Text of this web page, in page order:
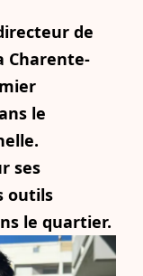
de
Charente-
le
ses
outils
le quartier.